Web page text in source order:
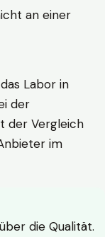
an einer
Labor in
der
der Vergleich
im
die Qualität.